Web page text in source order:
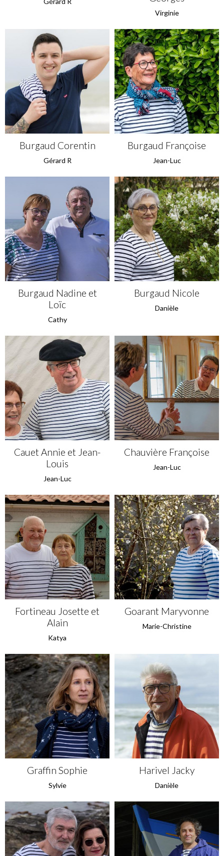
Virginie
Burgaud Corentin
Gérard R
Burgaud Françoise
Jean-Luc
Burgaud Nadine et
Loïc
Cathy
Burgaud Nicole
Danièle
Cauet Annie et Jean-
Louis
Jean-Luc
Chauvière Françoise
Jean-Luc
Fortineau Josette et
Alain
Katya
Goarant Maryvonne
Marie-Christine
Graffin Sophie
Sylvie
Harivel Jacky
Danièle